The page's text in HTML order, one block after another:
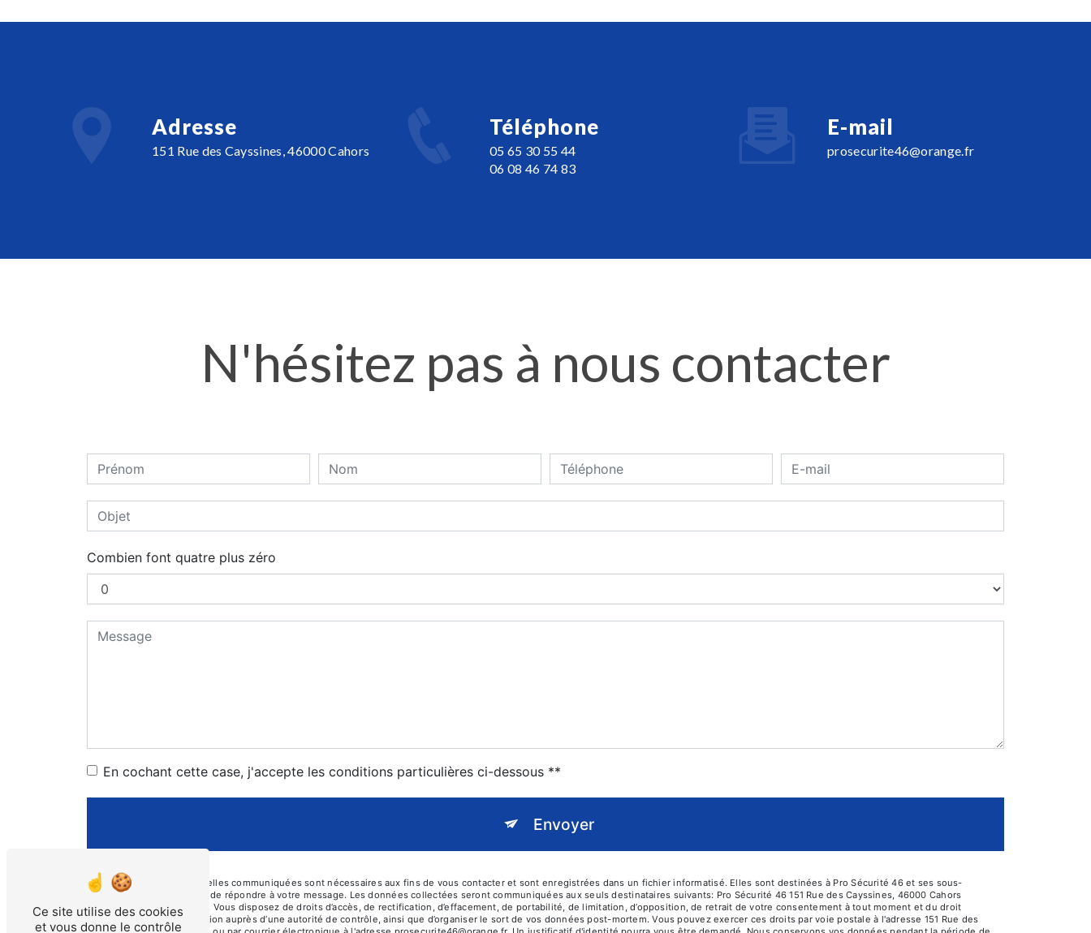
Adresse
151 Rue des Cayssines, 46000 Cahors
Téléphone
05 65 30 55 44
06 08 46 74 83
E-mail
prosecurite46@orange.fr
N'hésitez pas à nous contacter
Combien font quatre plus zéro
En cochant cette case, j'accepte les conditions particulières ci-dessous **
Envoyer
** Les données personnelles communiquées sont nécessaires aux fins de vous contacter et sont enregistrées dans un fichier informatisé. Elles sont destinées à Pro Sécurité 46 et ses sous-
traitants dans le seul but de répondre à votre message. Les données collectées seront communiquées aux seuls destinataires suivants: Pro Sécurité 46 151 Rue des Cayssines, 46000 Cahors
prosecurite46@orange.fr. Vous disposez de droits d’accès, de rectification, d’effacement, de portabilité, de limitation, d’opposition, de retrait de votre consentement à tout moment et du droit
d’introduire une réclamation auprès d’une autorité de contrôle, ainsi que d’organiser le sort de vos données post-mortem. Vous pouvez exercer ces droits par voie postale à l'adresse 151 Rue des
Ce site utilise des cookies
et vous donne le contrôle